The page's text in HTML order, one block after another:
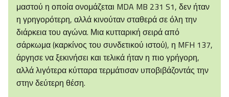
μαστού η οποία ονομάζεται MDA MB 231 S1, δεν ήταν
η γρηγορότερη, αλλά κινούταν σταθερά σε όλη την
διάρκεια του αγώνα. Μια κυτταρική σειρά από
σάρκωμα (καρκίνος του συνδετικού ιστού), η MFH 137,
άργησε να ξεκινήσει και τελικά ήταν η πιο γρήγορη,
αλλά λιγότερα κύτταρα τερμάτισαν υποβιβάζοντάς την
στην δεύτερη θέση.